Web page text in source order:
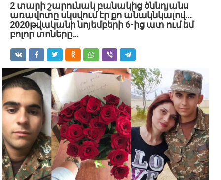
2 տարի շարունակ բանակից ծննդյանս
առավոտը սկսվում էր քո անակնկալով…
2020թվականի նոյեմբերի 6-ից ատ ում եմ
բոլոր տոները…